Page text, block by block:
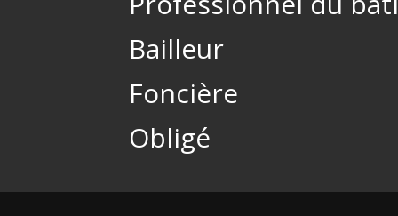
Bailleur
Foncière
Obligé